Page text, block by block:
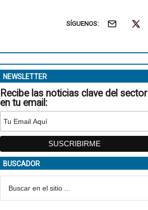
SÍGUENOS:
NEWSLETTER
Recibe las noticias clave del sector
en tu email:
BUSCADOR